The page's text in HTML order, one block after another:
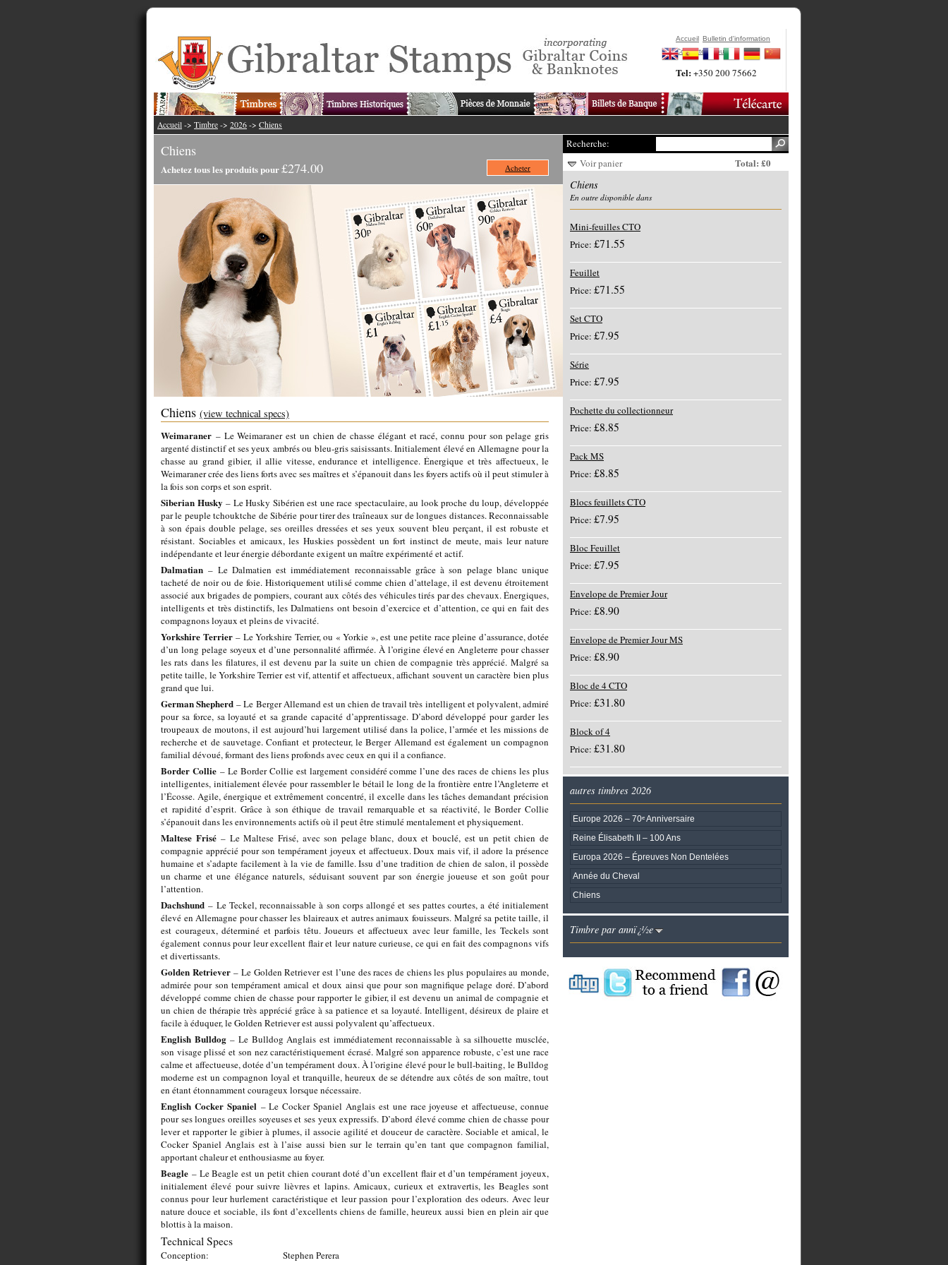
Accueil Bulletin d'information
Contactez-Nous
Tel:+350 200 75662
Accueil -> Timbre -> 2026 -> Chiens
Chiens
Achetez tous les produits pour£274.00 Acheter
Chiens (view technical specs)
Weimaraner – Le Weimaraner est un chien de chasse élégant et racé, connu pour son pelage gris
argenté distinctif et ses yeux ambrés ou bleu‑gris saisissants. Initialement élevé en Allemagne pour la
chasse au grand gibier, il allie vitesse, endurance et intelligence. Énergique et très affectueux, le
Weimaraner crée des liens forts avec ses maîtres et s’épanouit dans les foyers actifs où il peut stimuler à
la fois son corps et son esprit.
Siberian Husky – Le Husky Sibérien est une race spectaculaire, au look proche du loup, développée
par le peuple tchouktche de Sibérie pour tirer des traîneaux sur de longues distances. Reconnaissable
à son épais double pelage, ses oreilles dressées et ses yeux souvent bleu perçant, il est robuste et
résistant. Sociables et amicaux, les Huskies possèdent un fort instinct de meute, mais leur nature
indépendante et leur énergie débordante exigent un maître expérimenté et actif.
Dalmatian – Le Dalmatien est immédiatement reconnaissable grâce à son pelage blanc unique
tacheté de noir ou de foie. Historiquement utilisé comme chien d’attelage, il est devenu étroitement
associé aux brigades de pompiers, courant aux côtés des véhicules tirés par des chevaux. Énergiques,
intelligents et très distinctifs, les Dalmatiens ont besoin d’exercice et d’attention, ce qui en fait des
compagnons loyaux et pleins de vivacité.
Yorkshire Terrier– Le Yorkshire Terrier, ou « Yorkie », est une petite race pleine d’assurance, dotée
d’un long pelage soyeux et d’une personnalité affirmée. À l’origine élevé en Angleterre pour chasser
les rats dans les filatures, il est devenu par la suite un chien de compagnie très apprécié. Malgré sa
petite taille, le Yorkshire Terrier est vif, attentif et affectueux, affichant souvent un caractère bien plus
grand que lui.
German Shepherd – Le Berger Allemand est un chien de travail très intelligent et polyvalent, admiré
pour sa force, sa loyauté et sa grande capacité d’apprentissage. D’abord développé pour garder les
troupeaux de moutons, il est aujourd’hui largement utilisé dans la police, l’armée et les missions de
recherche et de sauvetage. Confiant et protecteur, le Berger Allemand est également un compagnon
familial dévoué, formant des liens profonds avec ceux en qui il a confiance.
Border Collie– Le Border Collie est largement considéré comme l’une des races de chiens les plus
intelligentes, initialement élevée pour rassembler le bétail le long de la frontière entre l’Angleterre et
l’Écosse. Agile, énergique et extrêmement concentré, il excelle dans les tâches demandant précision
et rapidité d’esprit. Grâce à son éthique de travail remarquable et sa réactivité, le Border Collie
s’épanouit dans les environnements actifs où il peut être stimulé mentalement et physiquement.
Maltese Frisé– Le Maltese Frisé, avec son pelage blanc, doux et bouclé, est un petit chien de
compagnie apprécié pour son tempérament joyeux et affectueux. Doux mais vif, il adore la présence
humaine et s’adapte facilement à la vie de famille. Issu d’une tradition de chien de salon, il possède
un charme et une élégance naturels, séduisant souvent par son énergie joueuse et son goût pour
l’attention.
Dachshund – Le Teckel, reconnaissable à son corps allongé et ses pattes courtes, a été initialement
élevé en Allemagne pour chasser les blaireaux et autres animaux fouisseurs. Malgré sa petite taille, il
est courageux, déterminé et parfois têtu. Joueurs et affectueux avec leur famille, les Teckels sont
également connus pour leur excellent flair et leur nature curieuse, ce qui en fait des compagnons vifs
et divertissants.
Golden Retriever– Le Golden Retriever est l’une des races de chiens les plus populaires au monde,
admirée pour son tempérament amical et doux ainsi que pour son magnifique pelage doré. D’abord
développé comme chien de chasse pour rapporter le gibier, il est devenu un animal de compagnie et
un chien de thérapie très apprécié grâce à sa patience et sa loyauté. Intelligent, désireux de plaire et
facile à éduquer, le Golden Retriever est aussi polyvalent qu’affectueux.
English Bulldog– Le Bulldog Anglais est immédiatement reconnaissable à sa silhouette musclée,
son visage plissé et son nez caractéristiquement écrasé. Malgré son apparence robuste, c’est une race
calme et affectueuse, dotée d’un tempérament doux. À l’origine élevé pour le bull‑baiting, le Bulldog
moderne est un compagnon loyal et tranquille, heureux de se détendre aux côtés de son maître, tout
en étant étonnamment courageux lorsque nécessaire.
English Cocker Spaniel– Le Cocker Spaniel Anglais est une race joyeuse et affectueuse, connue
pour ses longues oreilles soyeuses et ses yeux expressifs. D’abord élevé comme chien de chasse pour
lever et rapporter le gibier à plumes, il associe agilité et douceur de caractère. Sociable et amical, le
Cocker Spaniel Anglais est à l’aise aussi bien sur le terrain qu’en tant que compagnon familial,
apportant chaleur et enthousiasme au foyer.
Beagle – Le Beagle est un petit chien courant doté d’un excellent flair et d’un tempérament joyeux,
initialement élevé pour suivre lièvres et lapins. Amicaux, curieux et extravertis, les Beagles sont
connus pour leur hurlement caractéristique et leur passion pour l’exploration des odeurs. Avec leur
nature douce et sociable, ils font d’excellents chiens de famille, heureux aussi bien en plein air que
blottis à la maison.
Technical Specs
Conception:
Stephen Perera
Recherche:
Voir panier
Total: £0
Chiens
En outre disponible dans
Mini-feuilles CTO
Price: £71.55
Feuillet
Price: £71.55
Set CTO
Price: £7.95
Série
Price: £7.95
Pochette du collectionneur
Price: £8.85
Pack MS
Price: £8.85
Blocs feuillets CTO
Price: £7.95
Bloc Feuillet
Price: £7.95
Envelope de Premier Jour
Price: £8.90
Envelope de Premier Jour MS
Price: £8.90
Bloc de 4 CTO
Price: £31.80
Block of 4
Price: £31.80
autres timbres 2026
Europe 2026 – 70ᵉ Anniversaire
Reine Élisabeth II – 100 Ans
Europa 2026 – Épreuves Non Dentelées
Année du Cheval
Chiens
Timbre par annï¿½e